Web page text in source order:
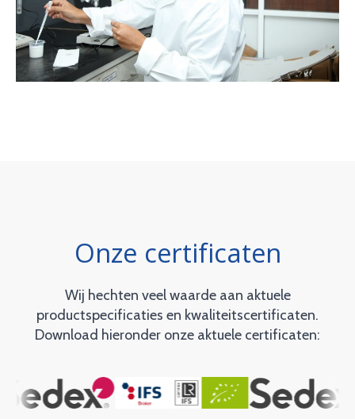
Onze certificaten
Wij hechten veel waarde aan aktuele
productspecificaties en kwaliteitscertificaten.
Download hieronder onze aktuele certificaten: